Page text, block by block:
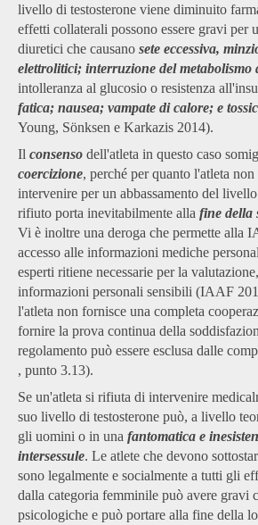
livello di testosterone viene diminuito
effetti collaterali possono essere gravi per
diuretici che causano sete eccessiva,
elettrolitici; interruzione del metabolismo
intolleranza al glucosio o resistenza
fatica; nausea; vampate di calore; e
Young, Sönksen e Karkazis 2014).
Il consenso dell'atleta in questo caso
coercizione, perché per quanto l'atleta non
intervenire per un abbassamento del
rifiuto porta inevitabilmente alla fine della
Vi è inoltre una deroga che permette alla
accesso alle informazioni mediche
esperti ritiene necessarie per la
informazioni personali sensibili (IAAF
l'atleta non fornisce una completa
fornire la prova continua della
regolamento può essere esclusa dalle
, punto 3.13).
Se un'atleta si rifiuta di intervenire
suo livello di testosterone può, a livello
gli uomini o in una fantomatica e
intersessule. Le atlete che devono
sono legalmente e socialmente a tutti gli
dalla categoria femminile può avere gravi
psicologiche e può portare alla fine della